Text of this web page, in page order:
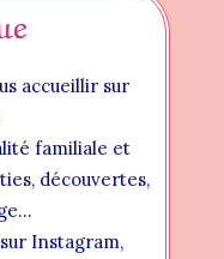
accueillir sur
familiale et
découvertes,
Instagram,